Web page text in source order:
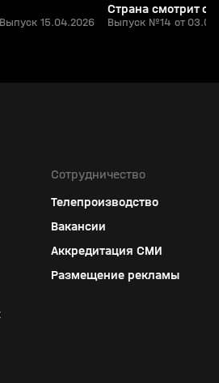
15.04.2026
Страна смотрит
Выпуск №14 от
Сотрудничество
Телепроизводство
Вакансии
Аккредитация СМИ
Размещение рекламы